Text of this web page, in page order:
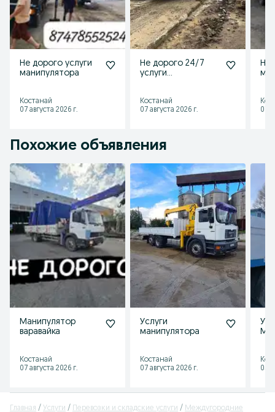
Не дорого услуги
манипулятора
Костанай
07 августа 2026 г.
Не дорого 24/7
услуги
Костанай
07 августа 2026 г.
Не
07
Похожие объявления
Манипулятор
варавайка
Костанай
07 августа 2026 г.
Услуги
манипулятора
Костанай
07 августа 2026 г.
05
Главная Услуги Перевозки и складские услуги Междугородние